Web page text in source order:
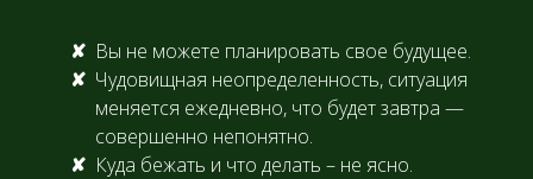
Вы не можете планировать свое будущее.
Чудовищная неопределенность, ситуация
меняется ежедневно, что будет завтра —
совершенно непонятно.
Куда бежать и что делать – не ясно.